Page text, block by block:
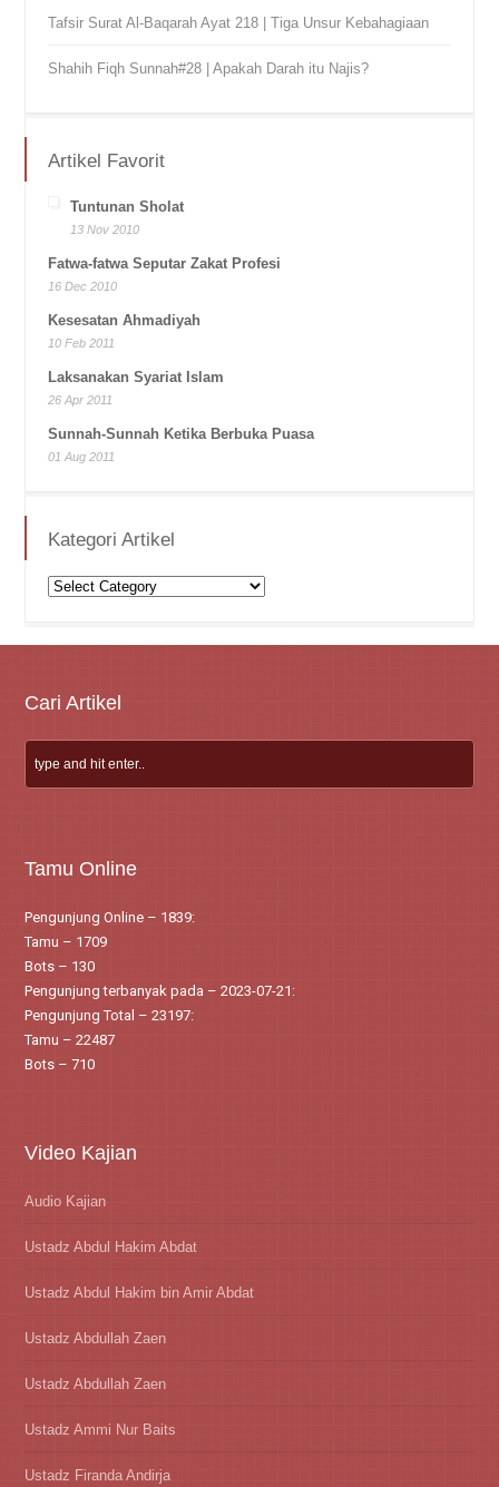
Tafsir Surat Al-Baqarah Ayat 218 | Tiga Unsur Kebahagiaan
Shahih Fiqh Sunnah#28 | Apakah Darah itu Najis?
Artikel Favorit
Tuntunan Sholat
13 Nov 2010
Fatwa-fatwa Seputar Zakat Profesi
16 Dec 2010
Kesesatan Ahmadiyah
10 Feb 2011
Laksanakan Syariat Islam
26 Apr 2011
Sunnah-Sunnah Ketika Berbuka Puasa
01 Aug 2011
Kategori Artikel
Kategori
Cari Artikel
Tamu Online
Pengunjung Online – 1839:
Tamu – 1709
Bots – 130
Pengunjung terbanyak pada – 2023-07-21:
Pengunjung Total – 23197:
Tamu – 22487
Bots – 710
Video Kajian
Audio Kajian
Ustadz Abdul Hakim Abdat
Ustadz Abdul Hakim bin Amir Abdat
Ustadz Abdullah Zaen
Ustadz Abdullah Zaen
Ustadz Ammi Nur Baits
Ustadz Firanda Andirja